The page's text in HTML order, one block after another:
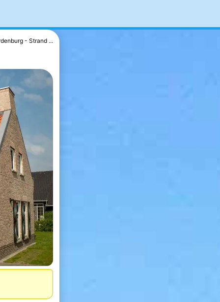
- Strand ...